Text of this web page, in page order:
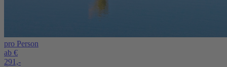
pro Person
ab €
291,-